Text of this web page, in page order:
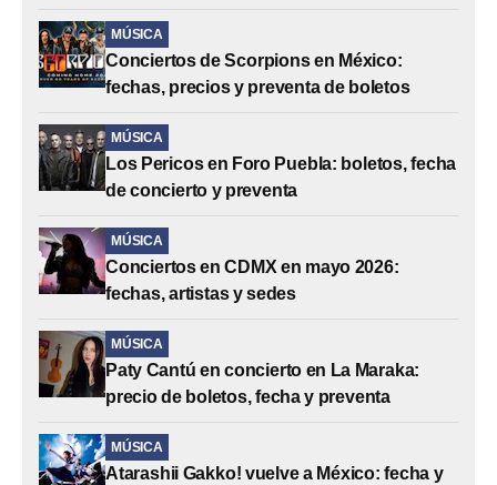
MÚSICA
Conciertos de Scorpions en México:
fechas, precios y preventa de boletos
MÚSICA
Los Pericos en Foro Puebla: boletos, fecha
de concierto y preventa
MÚSICA
Conciertos en CDMX en mayo 2026:
fechas, artistas y sedes
MÚSICA
Paty Cantú en concierto en La Maraka:
precio de boletos, fecha y preventa
MÚSICA
Atarashii Gakko! vuelve a México: fecha y